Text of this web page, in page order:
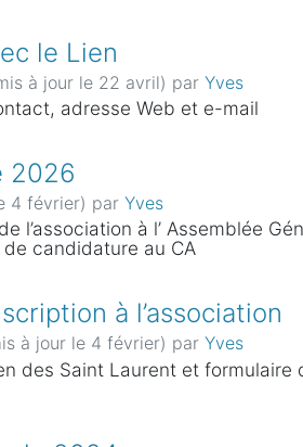
le Lien
à jour le 22 avril) par Yves
adresse Web et e-mail
2026
4 février) par Yves
l’association à l’ Assemblée
candidature au CA
à l’association
à jour le 4 février) par Yves
des Saint Laurent et formulaire